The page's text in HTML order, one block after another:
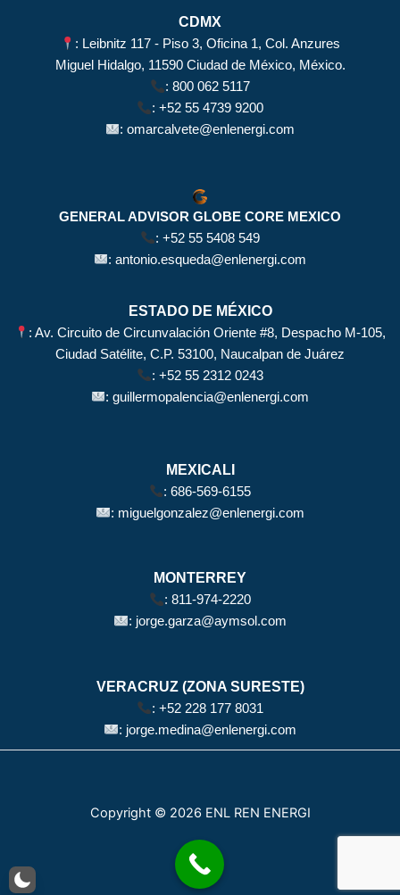
CDMX
: Leibnitz 117 - Piso 3, Oficina 1, Col. Anzures
Miguel Hidalgo, 11590 Ciudad de México, México.
: 800 062 5117
: +52 55 4739 9200
:omarcalvete@enlenergi.com
GENERAL ADVISOR GLOBE CORE MEXICO
: +52 55 5408 549
:antonio.esqueda@enlenergi.com
ESTADO DE MÉXICO
: Av. Circuito de Circunvalación Oriente #8, Despacho M-105,
Ciudad Satélite, C.P. 53100, Naucalpan de Juárez
: +52 55 2312 0243
:guillermopalencia@enlenergi.com
MEXICALI
:686-569-6155
: miguelgonzalez@enlenergi.com
MONTERREY
: 811-974-2220
: jorge.garza@aymsol.com
VERACRUZ (ZONA SURESTE)
: +52 228 177 8031
: jorge.medina@enlenergi.com
Copyright © 2026 ENL REN ENERGI